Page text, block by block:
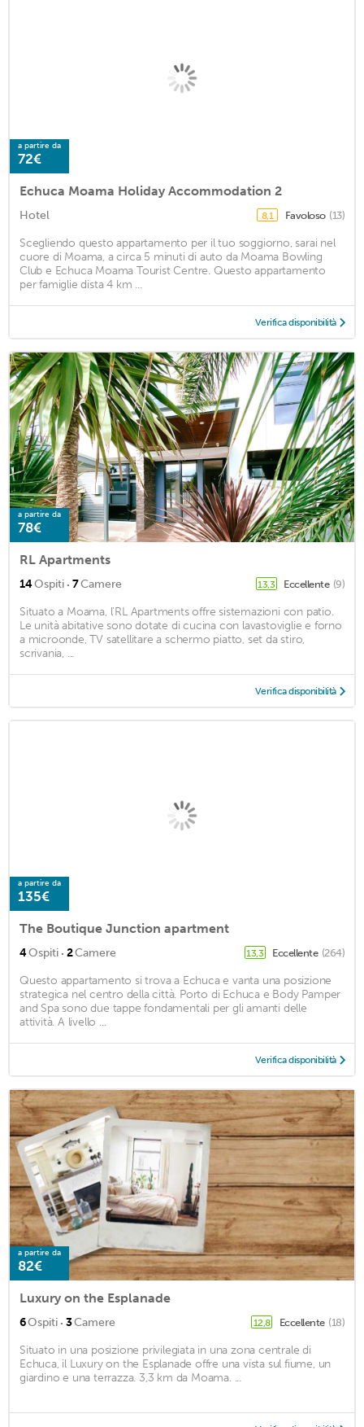
a partire da
72€
Echuca Moama Holiday Accommodation 2
Hotel 8,1 Favoloso (13)
Scegliendo questo appartamento per il tuo soggiorno, sarai nel
cuore di Moama, a circa 5 minuti di auto da Moama Bowling
Club e Echuca Moama Tourist Centre. Questo appartamento
per famiglie dista 4 km ...
Verifica disponibilità
a partire da
78€
RL Apartments
14Ospiti · 7Camere 13,3 Eccellente (9)
Situato a Moama, l'RL Apartments offre sistemazioni con patio.
Le unità abitative sono dotate di cucina con lavastoviglie e forno
a microonde, TV satellitare a schermo piatto, set da stiro,
scrivania, ...
Verifica disponibilità
a partire da
135€
The Boutique Junction apartment
4Ospiti · 2Camere 13,3 Eccellente (264)
Questo appartamento si trova a Echuca e vanta una posizione
strategica nel centro della città. Porto di Echuca e Body Pamper
and Spa sono due tappe fondamentali per gli amanti delle
attività. A livello ...
Verifica disponibilità
a partire da
82€
Luxury on the Esplanade
6Ospiti · 3Camere 12,8 Eccellente (18)
Situato in una posizione privilegiata in una zona centrale di
Echuca, il Luxury on the Esplanade offre una vista sul fiume, un
giardino e una terrazza. 3,3 km da Moama. ...